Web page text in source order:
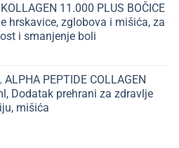
11.000 PLUS BOČICE
hrskavice, zglobova i mišića, za
i smanjenje boli
ALPHA PEPTIDE COLLAGEN
Dodatak prehrani za zdravlje
mišića